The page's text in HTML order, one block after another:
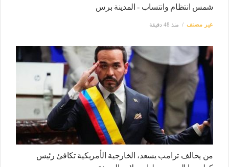
شمس انتظام وانتساب - المدينة برس
غير مصنف منذ 48 دقيقة
من يحالف ترامب يسعد، الخارجية الأمريكية تكافئ رئيس